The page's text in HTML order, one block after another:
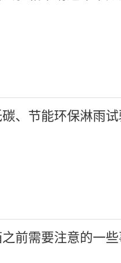
、节能环保淋雨
前需要注意的一